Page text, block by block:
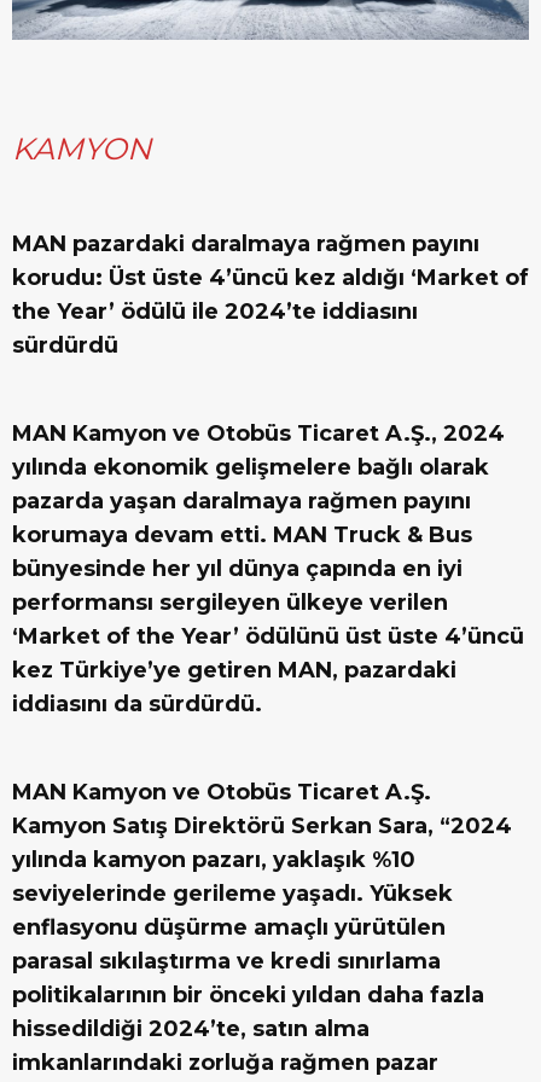
KAMYON
MAN pazardaki daralmaya rağmen payını
korudu: Üst üste 4’üncü kez aldığı ‘Market of
the Year’ ödülü ile 2024’te iddiasını
sürdürdü
MAN Kamyon ve Otobüs Ticaret A.Ş., 2024
yılında ekonomik gelişmelere bağlı olarak
pazarda yaşan daralmaya rağmen payını
korumaya devam etti. MAN Truck & Bus
bünyesinde her yıl dünya çapında en iyi
performansı sergileyen ülkeye verilen
‘Market of the Year’ ödülünü üst üste 4’üncü
kez Türkiye’ye getiren MAN, pazardaki
iddiasını da sürdürdü.
MAN Kamyon ve Otobüs Ticaret A.Ş.
Kamyon Satış Direktörü Serkan Sara, “2024
yılında kamyon pazarı, yaklaşık %10
seviyelerinde gerileme yaşadı. Yüksek
enflasyonu düşürme amaçlı yürütülen
parasal sıkılaştırma ve kredi sınırlama
politikalarının bir önceki yıldan daha fazla
hissedildiği 2024’te, satın alma
imkanlarındaki zorluğa rağmen pazar